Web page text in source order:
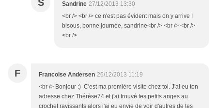
S Sandrine 27/12/2013 13:30
<br /> <br /> ce n'est pas évident mais on y arrive !
bisous, bonne journée, sandrine<br /> <br /> <br />
<br />
F Francoise Andersen 26/12/2013 11:19
<br /> Bonjour :) C'est ma première visite chez toi. J'ai eu ton
adresse chez Thérèse74 et j'ai trouvé tes petits anges au
crochet ravissants alors j'ai eu envie de voir d'autres de tes